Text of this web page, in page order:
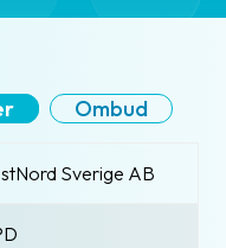
Ombud
Sverige AB